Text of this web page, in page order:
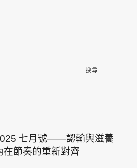
七月號——認輸與滋養
在節奏的重新對齊